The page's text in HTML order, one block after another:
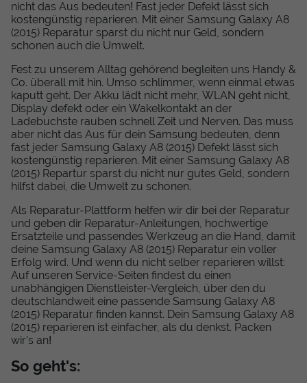
nicht das Aus bedeuten! Fast jeder Defekt lässt sich
kostengünstig reparieren. Mit einer Samsung Galaxy A8
(2015) Reparatur sparst du nicht nur Geld, sondern
schonen auch die Umwelt.
Fest zu unserem Alltag gehörend begleiten uns Handy &
Co. überall mit hin. Umso schlimmer, wenn einmal etwas
kaputt geht. Der Akku lädt nicht mehr, WLAN geht nicht,
Display defekt oder ein Wakelkontakt an der
Ladebuchste rauben schnell Zeit und Nerven. Das muss
aber nicht das Aus für dein Samsung bedeuten, denn
fast jeder Samsung Galaxy A8 (2015) Defekt lässt sich
kostengünstig reparieren. Mit einer Samsung Galaxy A8
(2015) Repartur sparst du nicht nur gutes Geld, sondern
hilfst dabei, die Umwelt zu schonen.
Als Reparatur-Plattform helfen wir dir bei der Reparatur
und geben dir Reparatur-Anleitungen, hochwertige
Ersatzteile und passendes Werkzeug an die Hand, damit
deine Samsung Galaxy A8 (2015) Reparatur ein voller
Erfolg wird. Und wenn du nicht selber reparieren willst:
Auf unseren Service-Seiten findest du einen
unabhängigen Dienstleister-Vergleich, über den du
deutschlandweit eine passende Samsung Galaxy A8
(2015) Reparatur finden kannst. Dein Samsung Galaxy A8
(2015) reparieren ist einfacher, als du denkst. Packen
wir's an!
So geht's: